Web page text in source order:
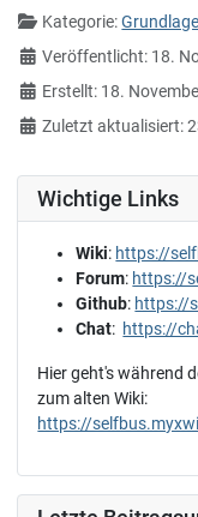
Kategorie:
Veröffentlicht: 18.
Erstellt: 18.
Zuletzt aktualisiert:
Wichtige Links
Wiki: https://
Forum: https://
Github: https://
Chat: https://
Hier geht's während
zum alten Wiki:
https://